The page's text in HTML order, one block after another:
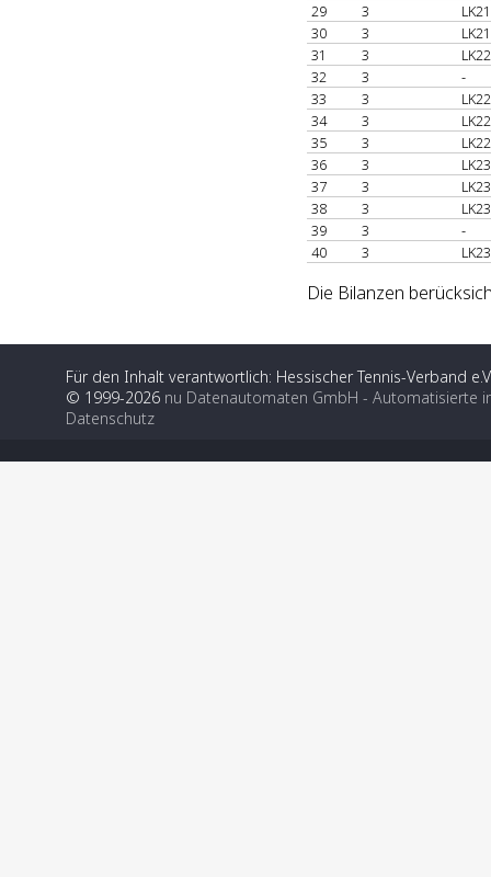
29
3
30
3
31
3
32
3
-
33
3
34
3
35
3
36
3
37
3
38
3
39
3
-
40
3
Die Bilanzen
Für den Inhalt verantwortlich: Hessischer Tennis-Verband
© 1999-2026 nu Datenautomaten GmbH - Automatisierte
Datenschutz